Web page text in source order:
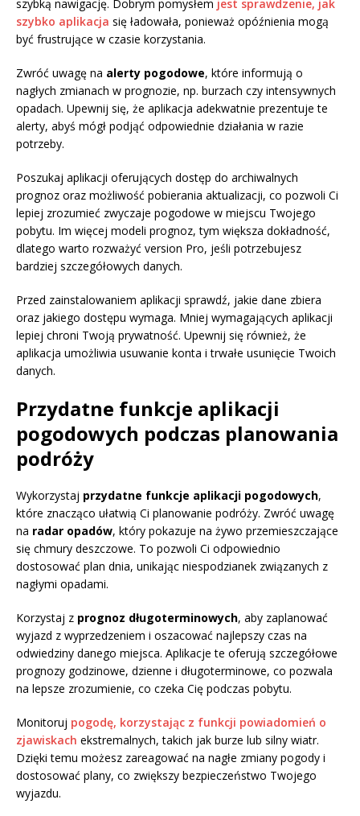
szybką nawigację. Dobrym pomysłem jest sprawdzenie, jak
szybko aplikacja się ładowała, ponieważ opóźnienia mogą
być frustrujące w czasie korzystania.
Zwróć uwagę na alerty pogodowe, które informują o
nagłych zmianach w prognozie, np. burzach czy intensywnych
opadach. Upewnij się, że aplikacja adekwatnie prezentuje te
alerty, abyś mógł podjąć odpowiednie działania w razie
potrzeby.
Poszukaj aplikacji oferujących dostęp do archiwalnych
prognoz oraz możliwość pobierania aktualizacji, co pozwoli Ci
lepiej zrozumieć zwyczaje pogodowe w miejscu Twojego
pobytu. Im więcej modeli prognoz, tym większa dokładność,
dlatego warto rozważyć version Pro, jeśli potrzebujesz
bardziej szczegółowych danych.
Przed zainstalowaniem aplikacji sprawdź, jakie dane zbiera
oraz jakiego dostępu wymaga. Mniej wymagających aplikacji
lepiej chroni Twoją prywatność. Upewnij się również, że
aplikacja umożliwia usuwanie konta i trwałe usunięcie Twoich
danych.
Przydatne funkcje aplikacji
pogodowych podczas planowania
podróży
Wykorzystaj przydatne funkcje aplikacji pogodowych,
które znacząco ułatwią Ci planowanie podróży. Zwróć uwagę
na radar opadów, który pokazuje na żywo przemieszczające
się chmury deszczowe. To pozwoli Ci odpowiednio
dostosować plan dnia, unikając niespodzianek związanych z
nagłymi opadami.
Korzystaj z prognoz długoterminowych, aby zaplanować
wyjazd z wyprzedzeniem i oszacować najlepszy czas na
odwiedziny danego miejsca. Aplikacje te oferują szczegółowe
prognozy godzinowe, dzienne i długoterminowe, co pozwala
na lepsze zrozumienie, co czeka Cię podczas pobytu.
Monitoruj pogodę, korzystając z funkcji powiadomień o
zjawiskach ekstremalnych, takich jak burze lub silny wiatr.
Dzięki temu możesz zareagować na nagłe zmiany pogody i
dostosować plany, co zwiększy bezpieczeństwo Twojego
wyjazdu.